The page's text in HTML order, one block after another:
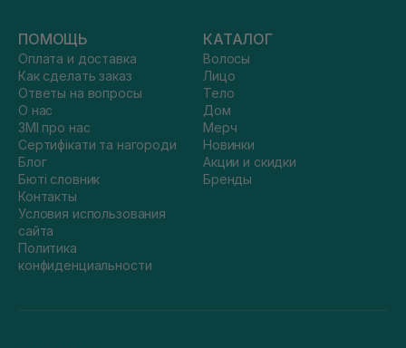
ПОМОЩЬ
Оплата и доставка
Как сделать заказ
Ответы на вопросы
О нас
ЗМІ про нас
Сертифікати та нагороди
Блог
Бюті словник
Контакты
Условия использования
сайта
Политика
конфиденциальности
КАТАЛОГ
Волосы
Лицо
Тело
Дом
Мерч
Новинки
Акции и скидки
Бренды